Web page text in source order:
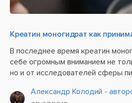
Креатин моногидрат как
В последнее время креатин
себе огромным вниманием не
но и от исследователей сферы
огромное количество разных
Александр Колодий -